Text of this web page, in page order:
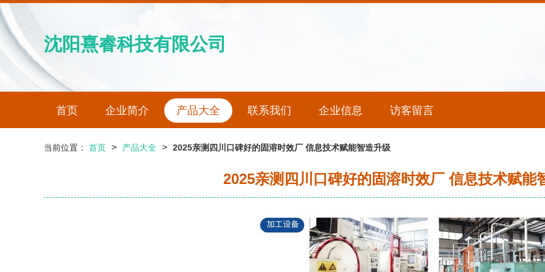
沈阳熹睿科技有限公司
首页 企业简介 产品大全 联系我们 企业信息 访客留言
当前位置： 首页 > 产品大全 > 2025亲测四川口碑好的固溶时效厂 信息技术赋能智造升级
2025亲测四川口碑好的固溶时效厂 信息技术赋能